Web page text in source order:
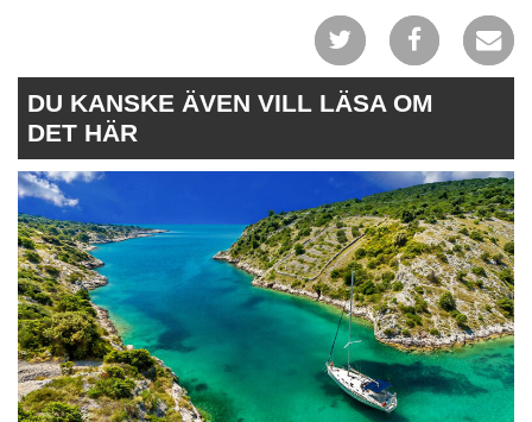
DU KANSKE ÄVEN VILL LÄSA OM
DET HÄR